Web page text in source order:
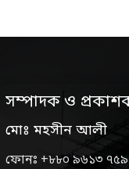
সম্পাদক ও
মোঃ মহসীন আলী
ফোনঃ +৮৮০ ৯৬১৩ ৭৫৯